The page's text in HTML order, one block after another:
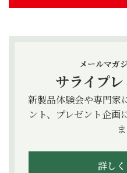
メールマガ
サライプ
新製品体験会や専門家
ント、プレゼント企画
詳し